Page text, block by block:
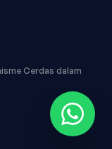
Cerdas dalam